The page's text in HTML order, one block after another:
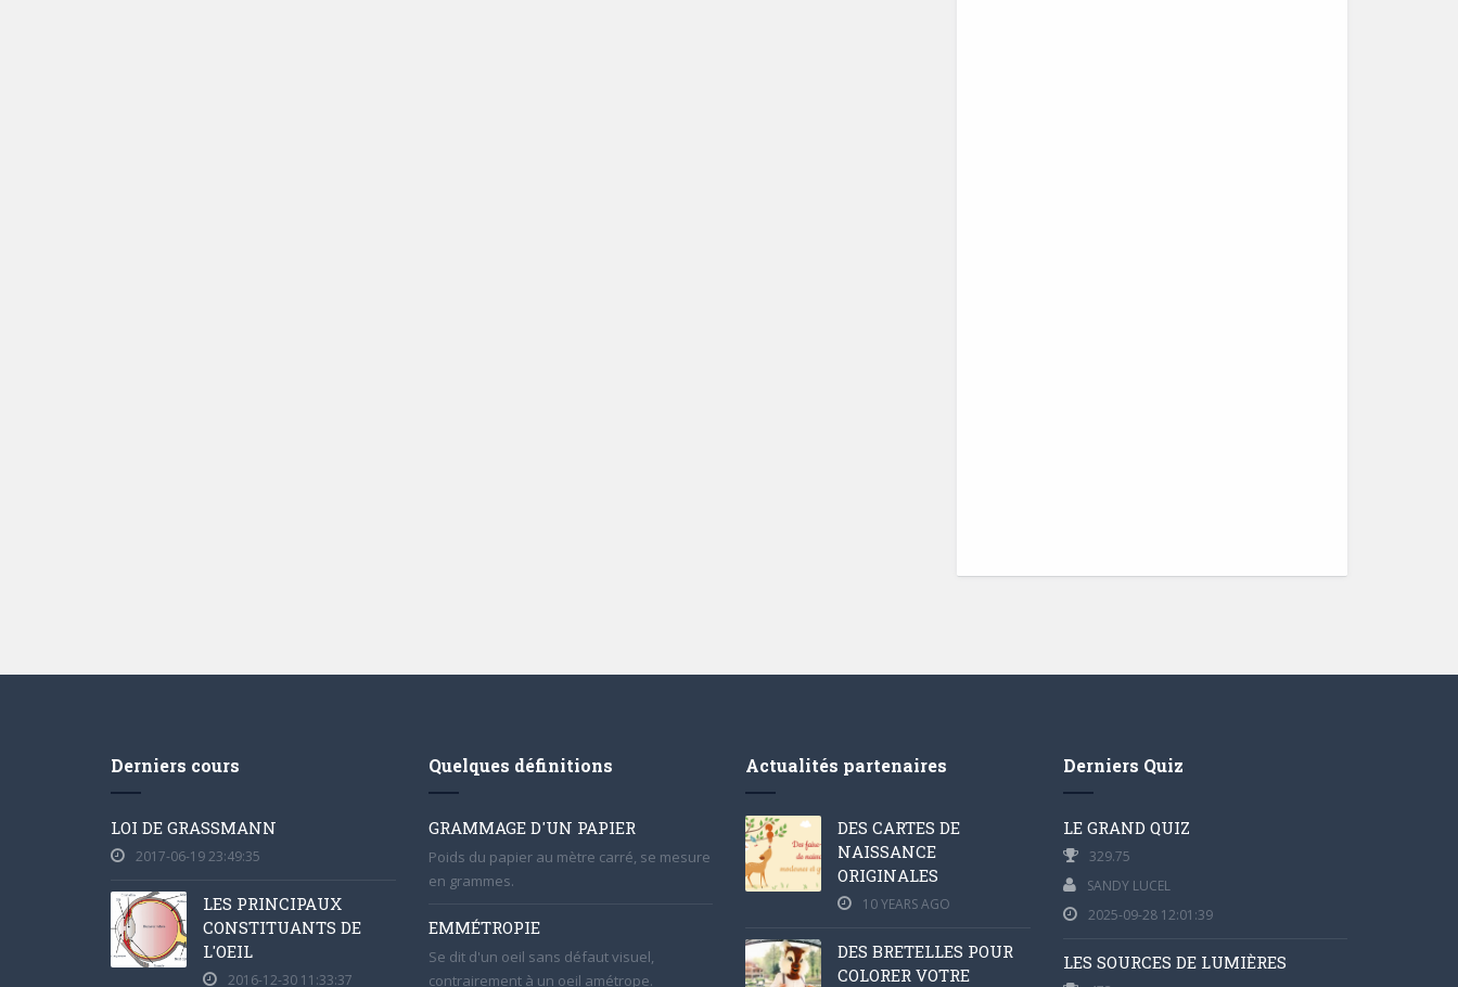
Derniers cours
LOI DE GRASSMANN
2017-06-19 23:49:35
LES PRINCIPAUX
CONSTITUANTS DE
L'OEIL
2016-12-30 11:33:37
Quelques définitions
GRAMMAGE D'UN PAPIER
Poids du papier au mètre carré, se mesure
en grammes.
EMMÉTROPIE
Se dit d'un oeil sans défaut visuel,
contrairement à un oeil amétrope.
Actualités partenaires
DES CARTES DE
NAISSANCE
ORIGINALES
10 YEARS AGO
DES BRETELLES POUR
COLORER VOTRE
Derniers Quiz
LE GRAND QUIZ
329.75
SANDY LUCEL
2025-09-28 12:01:39
LES SOURCES DE LUMIÈRES